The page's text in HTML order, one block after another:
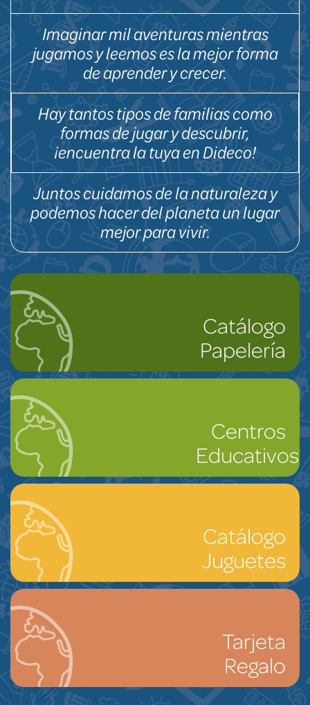
Imaginar mil aventuras mientras
jugamos y leemos es la mejor forma
de aprender y crecer.
Hay tantos tipos de familias como
formas de jugar y descubrir,
¡encuentra la tuya en Dideco!
Juntos cuidamos de la naturaleza y
podemos hacer del planeta un lugar
mejor para vivir.
Catálogo
Papelería
Centros
Educativos
Catálogo
Juguetes
Tarjeta
Regalo